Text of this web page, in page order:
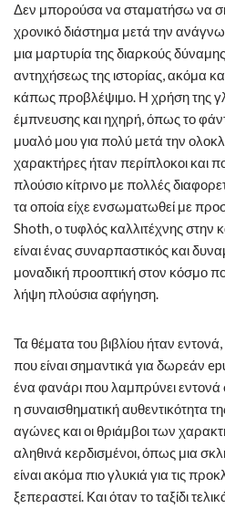
Δεν μπορούσα να σταματήσω να
χρονικό διάστημα μετά την
μια μαρτυρία της διαρκούς
αντηχήσεως της ιστορίας, ακόμα
κάπως προβλέψιμο. Η χρήση της
έμπνευσης και ηχηρή, όπως το
μυαλό μου για πολύ μετά την
χαρακτήρες ήταν περίπλοκοι και
πλούσιο κίτρινο με πολλές
τα οποία είχε ενσωματωθεί με
Shoth, ο τυφλός καλλιτέχνης στην
είναι ένας συναρπαστικός και
μοναδική προοπτική στον κόσμο
λήψη πλούσια αφήγηση.
Τα θέματα του βιβλίου ήταν
που είναι σημαντικά για δωρεάν
ένα φανάρι που λαμπρύνει εντονά
η συναισθηματική αυθεντικότητα
αγώνες και οι θριάμβοι των
αληθινά κερδισμένοι, όπως μια
είναι ακόμα πιο γλυκιά για τις
ξεπεραστεί. Και όταν το ταξίδι